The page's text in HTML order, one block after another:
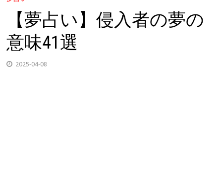
【夢占い】侵入者の夢の
意味41選
2025-04-08